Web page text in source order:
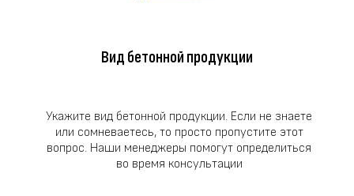
Вид бетонной продукции
Укажите вид бетонной продукции. Если не знаете
или сомневаетесь, то просто пропустите этот
вопрос. Наши менеджеры помогут определиться
во время консультации